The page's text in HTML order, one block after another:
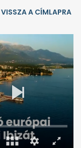
VISSZA A CÍMLAPRA